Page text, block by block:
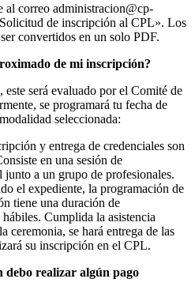
al correo administracion@cp-
de inscripción al CPL». Los
convertidos en un solo PDF.
de mi inscripción?
será evaluado por el Comité de
se programará tu fecha de
seleccionada:
y entrega de credenciales son
en una sesión de
junto a un grupo de profesionales.
el expediente, la programación de
tiene una duración de
Cumplida la asistencia
ceremonia, se hará entrega de las
su inscripción en el CPL.
debo realizar algún pago